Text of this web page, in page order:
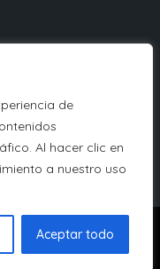
de
Al hacer clic en
a nuestro uso
Aceptar todo
Canal de
Español